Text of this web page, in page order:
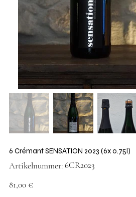
6 Crémant SENSATION 2023 (6x 0.75l)
Artikelnummer:
Artikelnummer:
6CR2023
6CR2023
Preis
81,00 €